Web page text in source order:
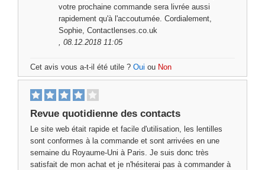
votre prochaine commande sera livrée aussi
rapidement qu'à l'accoutumée. Cordialement,
Sophie, Contactlenses.co.uk
, 08.12.2018 11:05
Cet avis vous a-t-il été utile ? Oui ou Non
Revue quotidienne des contacts
Le site web était rapide et facile d'utilisation, les lentilles
sont conformes à la commande et sont arrivées en une
semaine du Royaume-Uni à Paris. Je suis donc très
satisfait de mon achat et je n'hésiterai pas à commander à